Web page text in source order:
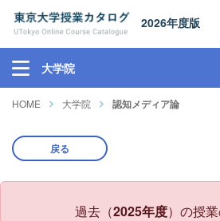
2026年度版
大学院
HOME 大学院 認知メディア論
戻る
過去（2025年度）の授